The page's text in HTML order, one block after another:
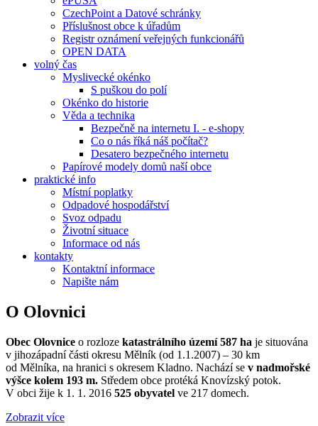
CzechPoint a Datové schránky
Příslušnost obce k úřadům
Registr oznámení veřejných funkcionářů
OPEN DATA
volný čas
Myslivecké okénko
S puškou do polí
Okénko do historie
Věda a technika
Bezpečně na internetu I. - e-shopy
Co o nás říká náš počítač?
Desatero bezpečného internetu
Papírové modely domů naší obce
praktické info
Místní poplatky
Odpadové hospodářství
Svoz odpadu
Životní situace
Informace od nás
kontakty
Kontaktní informace
Napište nám
O Olovnici
Obec Olovnice o rozloze katastrálního území 587 ha je situována
v jihozápadní části okresu Mělník (od 1.1.2007) – 30 km
od Mělníka, na hranici s okresem Kladno. Nachází se v nadmořské
výšce kolem 193 m. Středem obce protéká Knovízský potok.
V obci žije k 1. 1. 2016 525 obyvatel ve 217 domech.
Zobrazit více